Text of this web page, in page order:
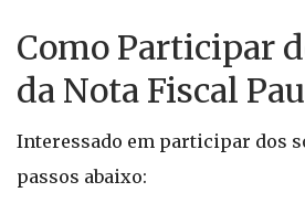
Como Participar
da Nota Fiscal
Interessado em participar dos
passos abaixo: